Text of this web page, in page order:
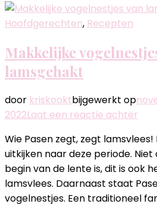
Hoofdgerechten, Recepten
Makkelijke
lamsgehakt
door kriskooktbijgewerkt op
2022Laat een reactie achter
van
Wie Pasen zegt, zegt
uitkijken naar deze periode.
begin van de lente is, dit is ook
lamsvlees. Daarnaast staat
vogelnestjes. Een traditioneel